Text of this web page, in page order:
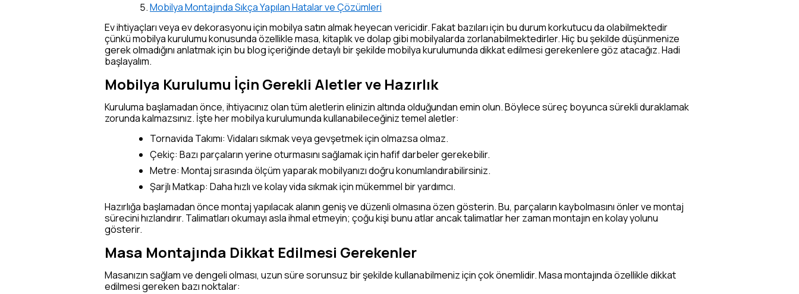
Mobilya Montajında Sıkça Yapılan Hatalar ve Çözümleri
Ev ihtiyaçları veya ev dekorasyonu için mobilya satın almak heyecan vericidir. Fakat bazıları için bu durum korkutucu da olabilmektedir
çünkü mobilya kurulumu konusunda özellikle masa, kitaplık ve dolap gibi mobilyalarda zorlanabilmektedirler. Hiç bu şekilde düşünmenize
gerek olmadığını anlatmak için bu blog içeriğinde detaylı bir şekilde mobilya kurulumunda dikkat edilmesi gerekenlere göz atacağız. Hadi
başlayalım.
Mobilya Kurulumu İçin Gerekli Aletler ve Hazırlık
Kuruluma başlamadan önce, ihtiyacınız olan tüm aletlerin elinizin altında olduğundan emin olun. Böylece süreç boyunca sürekli duraklamak
zorunda kalmazsınız. İşte her mobilya kurulumunda kullanabileceğiniz temel aletler:
Tornavida Takımı: Vidaları sıkmak veya gevşetmek için olmazsa olmaz.
Çekiç: Bazı parçaların yerine oturmasını sağlamak için hafif darbeler gerekebilir.
Metre: Montaj sırasında ölçüm yaparak mobilyanızı doğru konumlandırabilirsiniz.
Şarjlı Matkap: Daha hızlı ve kolay vida sıkmak için mükemmel bir yardımcı.
Hazırlığa başlamadan önce montaj yapılacak alanın geniş ve düzenli olmasına özen gösterin. Bu, parçaların kaybolmasını önler ve montaj
sürecini hızlandırır. Talimatları okumayı asla ihmal etmeyin; çoğu kişi bunu atlar ancak talimatlar her zaman montajın en kolay yolunu
gösterir.
Masa Montajında Dikkat Edilmesi Gerekenler
Masanızın sağlam ve dengeli olması, uzun süre sorunsuz bir şekilde kullanabilmeniz için çok önemlidir. Masa montajında özellikle dikkat
edilmesi gereken bazı noktalar: